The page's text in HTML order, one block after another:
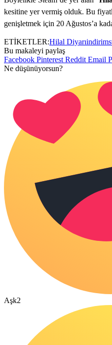
kesitine yer vermiş olduk. Bu
genişletmek için 20 Ağustos’a
ETİKETLER:Hilal Diyarıindirim
Bu makaleyi paylaş
Facebook Pinterest Reddit Email
Ne düşünüyorsun?
Aşk2